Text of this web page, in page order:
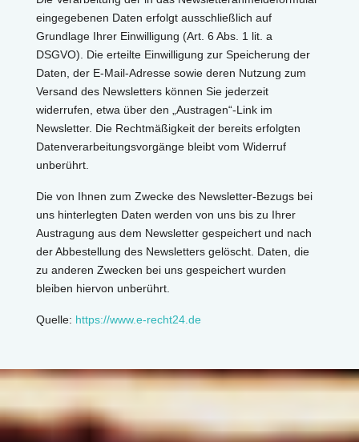
eingegebenen Daten erfolgt ausschließlich auf
Grundlage Ihrer Einwilligung (Art. 6 Abs. 1 lit. a
DSGVO). Die erteilte Einwilligung zur Speicherung der
Daten, der E-Mail-Adresse sowie deren Nutzung zum
Versand des Newsletters können Sie jederzeit
widerrufen, etwa über den „Austragen“-Link im
Newsletter. Die Rechtmäßigkeit der bereits erfolgten
Datenverarbeitungsvorgänge bleibt vom Widerruf
unberührt.
Die von Ihnen zum Zwecke des Newsletter-Bezugs bei
uns hinterlegten Daten werden von uns bis zu Ihrer
Austragung aus dem Newsletter gespeichert und nach
der Abbestellung des Newsletters gelöscht. Daten, die
zu anderen Zwecken bei uns gespeichert wurden
bleiben hiervon unberührt.
Quelle: https://www.e-recht24.de